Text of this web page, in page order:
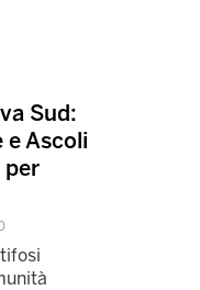
Sud:
Ascoli
per